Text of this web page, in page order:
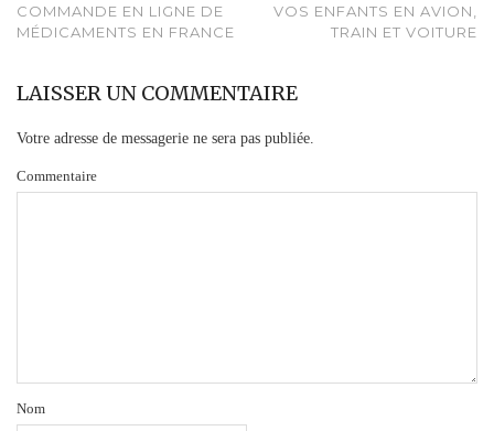
COMMANDE EN LIGNE DE
MÉDICAMENTS EN FRANCE
VOS ENFANTS EN AVION,
TRAIN ET VOITURE
LAISSER UN COMMENTAIRE
Votre adresse de messagerie ne sera pas publiée.
Commentaire
Nom